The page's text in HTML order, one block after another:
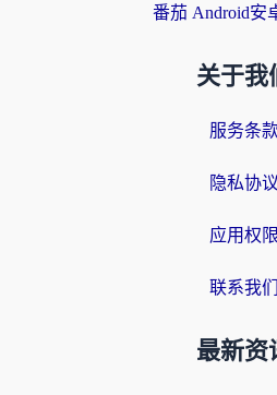
番茄 Android安
关于我
服务条
隐私协议
应用权限
联系我们
最新资